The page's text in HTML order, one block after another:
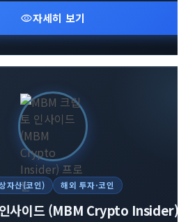
외환 투자 초보자부터 실전 매매자까지 부담
얻어가실 수 있습니다.
visibility자세히 보기
자산(코인) 해외 투자·코인
사이드 (MBM Crypto Insider)